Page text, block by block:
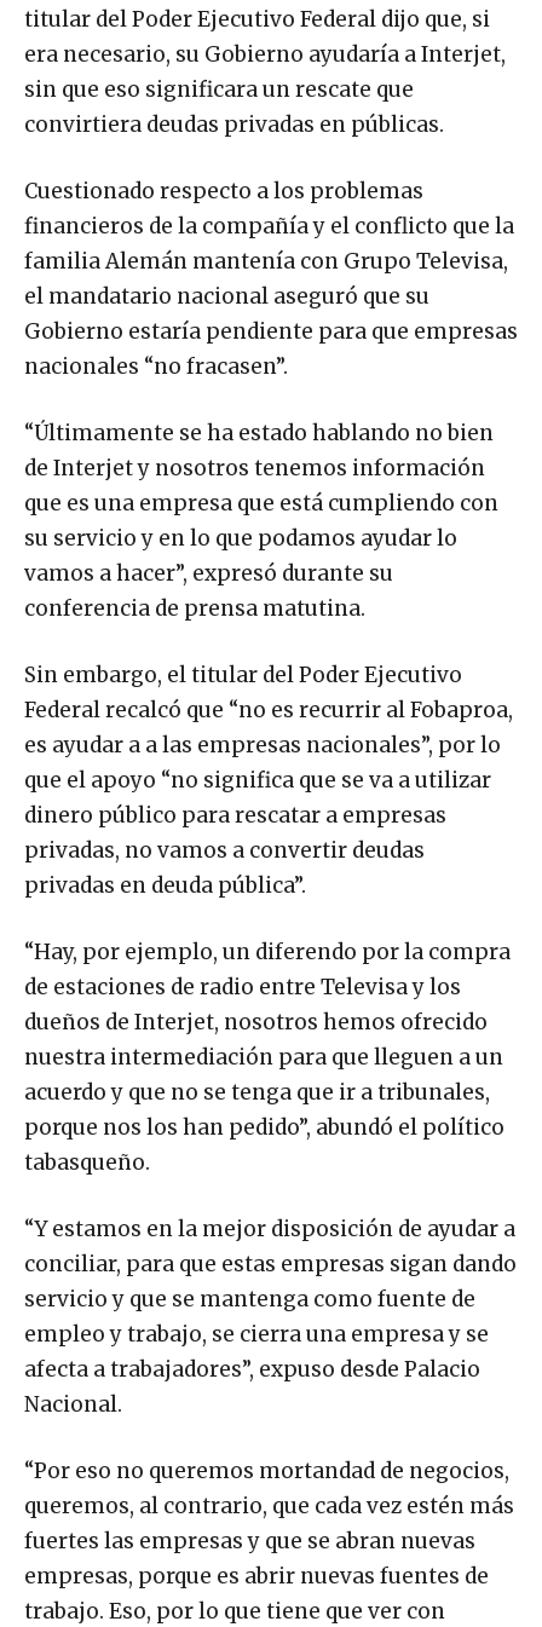
titular del Poder Ejecutivo Federal dijo que, si
era necesario, su Gobierno ayudaría a Interjet,
sin que eso significara un rescate que
convirtiera deudas privadas en públicas.
Cuestionado respecto a los problemas
financieros de la compañía y el conflicto que la
familia Alemán mantenía con Grupo Televisa,
el mandatario nacional aseguró que su
Gobierno estaría pendiente para que empresas
nacionales “no fracasen”.
“Últimamente se ha estado hablando no bien
de Interjet y nosotros tenemos información
que es una empresa que está cumpliendo con
su servicio y en lo que podamos ayudar lo
vamos a hacer”, expresó durante su
conferencia de prensa matutina.
Sin embargo, el titular del Poder Ejecutivo
Federal recalcó que “no es recurrir al Fobaproa,
es ayudar a a las empresas nacionales”, por lo
que el apoyo “no significa que se va a utilizar
dinero público para rescatar a empresas
privadas, no vamos a convertir deudas
privadas en deuda pública”.
“Hay, por ejemplo, un diferendo por la compra
de estaciones de radio entre Televisa y los
dueños de Interjet, nosotros hemos ofrecido
nuestra intermediación para que lleguen a un
acuerdo y que no se tenga que ir a tribunales,
porque nos los han pedido”, abundó el político
tabasqueño.
“Y estamos en la mejor disposición de ayudar a
conciliar, para que estas empresas sigan dando
servicio y que se mantenga como fuente de
empleo y trabajo, se cierra una empresa y se
afecta a trabajadores”, expuso desde Palacio
Nacional.
“Por eso no queremos mortandad de negocios,
queremos, al contrario, que cada vez estén más
fuertes las empresas y que se abran nuevas
empresas, porque es abrir nuevas fuentes de
trabajo. Eso, por lo que tiene que ver con